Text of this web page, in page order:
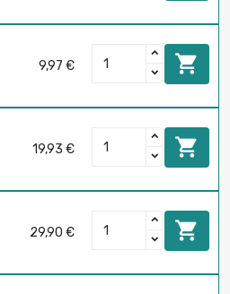
9,97 € 
19,93 € 
29,90 € 